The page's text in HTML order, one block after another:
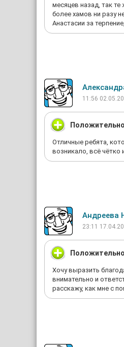
месяцев назад, так
более хамов ни разу
Анастасии за
11:56
Отличные ребята,
возникало, всё чётко
Андреева
23:11
Хочу выразить
внимательно и
расскажу, как мне с